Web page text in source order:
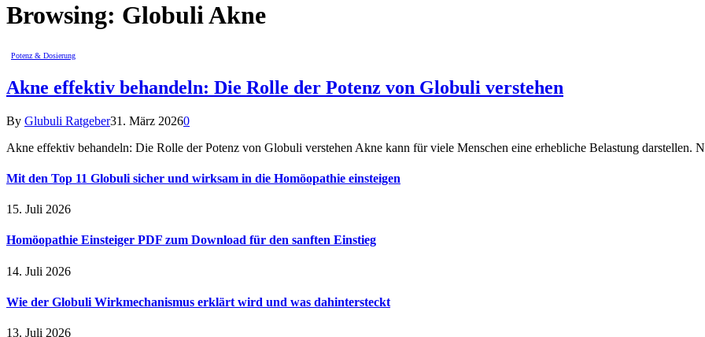
Browsing: Globuli Akne
Potenz & Dosierung
Akne effektiv behandeln: Die Rolle der Potenz von Globuli verstehen
By Glubuli Ratgeber31. März 20260
Akne effektiv behandeln: Die Rolle der Potenz von Globuli verstehen Akne kann für viele Menschen eine erhebliche Belastung darstellen.
Mit den Top 11 Globuli sicher und wirksam in die Homöopathie einsteigen
15. Juli 2026
Homöopathie Einsteiger PDF zum Download für den sanften Einstieg
14. Juli 2026
Wie der Globuli Wirkmechanismus erklärt wird und was dahintersteckt
13. Juli 2026